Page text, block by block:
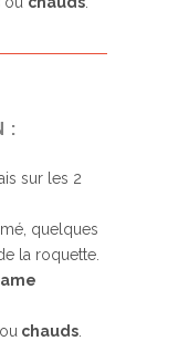
:
sur les 2
quelques
la roquette.
ou chauds